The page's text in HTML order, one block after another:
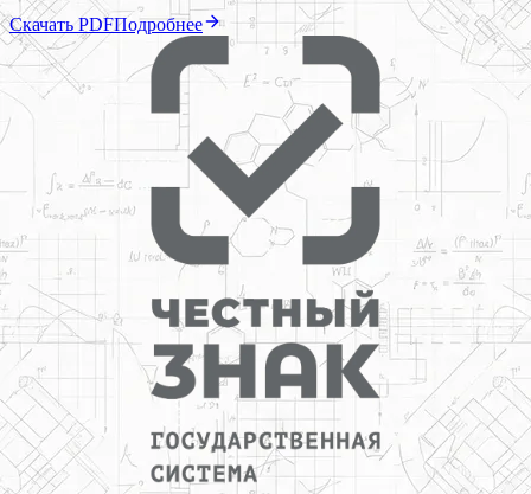
Скачать PDFПодробнее